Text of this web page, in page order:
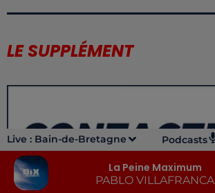
Live : Bain-de-Bretagne Podcasts
La Peine Maximum
PABLO VILLAFRANCA
LE SUPPLÉMENT